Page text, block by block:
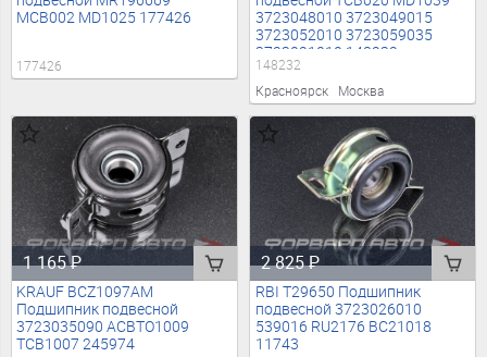
MCB002 MD1025 177426
177426
3723048010 3723049015
3723052010 3723059035
3723021010 148232
148232
Красноярск
Москва
1 165₽
KRAUF BCZ1097AM
Подшипник подвесной
3723035090 ACBTO1009
TCB1007 245974
2 825₽
RBI T29650 Подшипник
подвесной 3723026010
539016 RU2176 BC21018
11743